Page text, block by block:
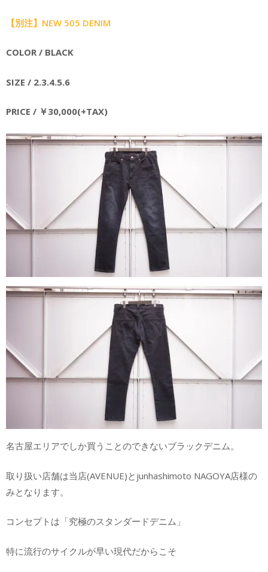
【別注】NEW 505 DENIM
COLOR / BLACK
SIZE / 2.3.4.5.6
PRICE / ￥30,000(+TAX)
名古屋エリアでしか買うことのできないブラックデニム。
取り扱い店舗は当店(AVENUE)とjunhashimoto NAGOYA店様の
みとなります。
コンセプトは「究極のスタンダードデニム」
特に流行のサイクルが早い現代だからこそ